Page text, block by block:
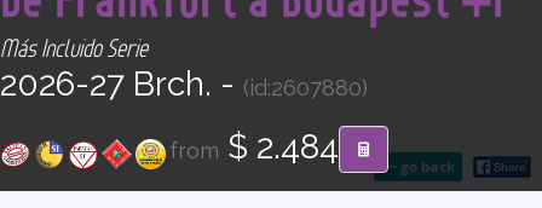
CONTACT
Find your Tour
go back
Más Incluido Serie
2026-27 Brch. - (id:2607880)
from $ 2.484